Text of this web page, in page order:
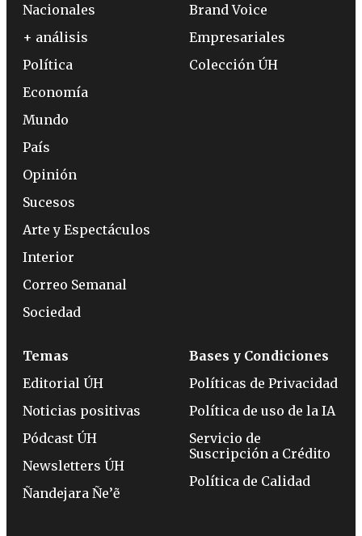
Nacionales
+ análisis
Política
Economía
Mundo
País
Opinión
Sucesos
Arte y Espectáculos
Interior
Correo Semanal
Sociedad
Brand Voice
Empresariales
Colección ÚH
Temas
Editorial ÚH
Noticias positivas
Pódcast ÚH
Newsletters ÚH
Ñandejara Ñe’ẽ
Bases y Condiciones
Políticas de Privacidad
Política de uso de la IA
Servicio de
Suscripción a Crédito
Política de Calidad